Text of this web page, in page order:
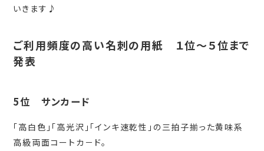
いきます♪
ご利用頻度の高い名刺の用紙 １位～５位まで
発表
5位 サンカード
「高白色」「高光沢」「インキ速乾性」の三拍子揃った黄味系
高級両面コートカ－ド。